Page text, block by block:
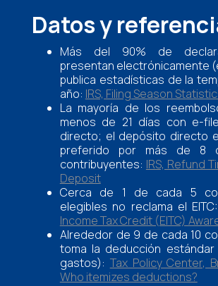
Datos y
Más del 90% de
presentan electrónicamente
publica estadísticas de la
año: IRS, Filing Season
La mayoría de los
menos de 21 días con e-
directo; el depósito directo
preferido por más de 8
contribuyentes: IRS, Refund
Deposit
Cerca de 1 de cada 5
elegibles no reclama el EITC:
Income Tax Credit (EITC)
Alrededor de 9 de cada 10
toma la deducción
gastos): Tax Policy Center,
Who itemizes deductions?